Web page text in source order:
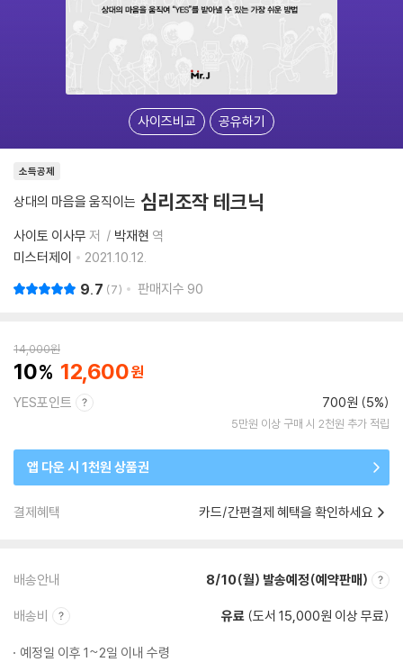
사이즈비교 공유하기
소득공제
상대의 마음을 움직이는 심리조작 테크닉
사이토 이사무 저 박재현 역
미스터제이
2021.10.12.
9.7 7 판매지수 90
14,000원
10 12,600
YES포인트 700원 (5%)
5만원 이상 구매 시 2천원 추가 적립
앱 다운 시 1천원 상품권
결제혜택 카드/간편결제 혜택을 확인하세요
배송안내 8/10(월) 발송예정(예약판매)
배송비 유료 (도서 15,000원 이상 무료)
예정일 이후 1~2일 이내 수령